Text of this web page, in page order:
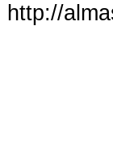
http://